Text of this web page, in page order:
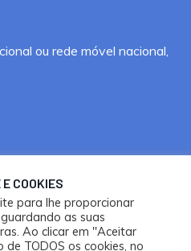
ou rede móvel nacional,
os direitos reservados.
eNooma Studios
COOKIES
para lhe proporcionar
as suas
Ao clicar em "Aceitar
TODOS os cookies, no